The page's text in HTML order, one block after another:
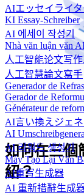
AIエッセイライタ
KI Essay-Schreiber
AI 에세이 작성기
Nhà văn luận văn
人工智能论文写
人工智慧論文寫手
Generador de
Gerador de
Générateur de
AI言い換えジェ
AI
AI 리워드 생성기
Máy Tạo Lại Văn
AI重写生成器
AI 重新措辭生成
如何在三個
紹？